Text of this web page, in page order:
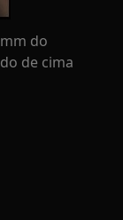
do
de cima